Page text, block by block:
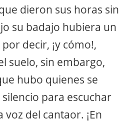
dieron sus horas sin
su badajo hubiera un
decir, ¡y cómo!,
suelo, sin embargo,
hubo quienes se
para escuchar
del cantaor. ¡En